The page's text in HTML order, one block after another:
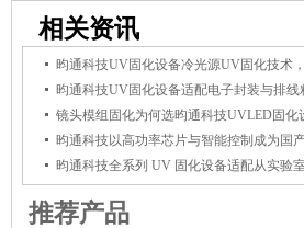
相关资讯
推荐产品